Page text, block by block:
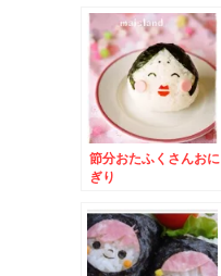
節分おたふくさんおに
ぎり